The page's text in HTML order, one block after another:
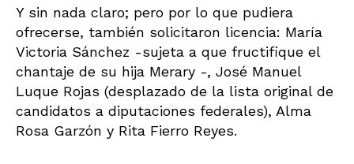
Y sin nada claro; pero por lo que pudiera
ofrecerse, también solicitaron licencia: María
Victoria Sánchez -sujeta a que fructifique el
chantaje de su hija Merary -, José Manuel
Luque Rojas (desplazado de la lista original de
candidatos a diputaciones federales), Alma
Rosa Garzón y Rita Fierro Reyes.